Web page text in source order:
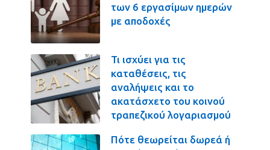
των 6 εργασίμων ημερών
με αποδοχές
Τι ισχύει για τις
καταθέσεις, τις
αναλήψεις και το
ακατάσχετο του κοινού
τραπεζικού λογαριασμού
Πότε θεωρείται δωρεά ή